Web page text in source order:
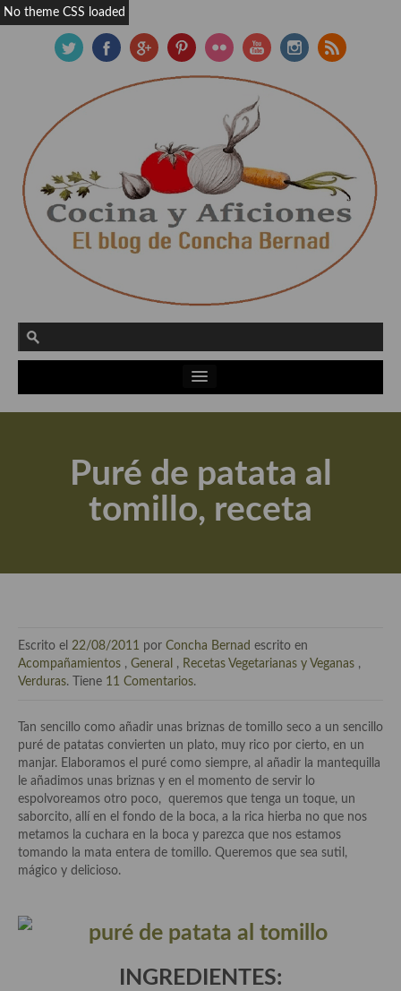
Actualidad y recomendaciones
Apuntes, estudios sobre temas interesantes e importantes
Aceite de Oliva Virgen Extra (AOVE)
El mundo del vino y las bebidas
En la mesa: menaje, vajilla, técnicas de emplatado, decoración
Especias, hierbas, condimentos, espesantes y aditivos
Historia de la gastronomía, platos celebres, cocineros, críticos,
historias culinarias y otras cosas
Origen y evolución de la comida
Ocio – restaurantes, bares, tabernas
Viajes eno-gastro-turísticos
Puré de patata al
tomillo, receta
Escrito el 22/08/2011 por Concha Bernad escrito en
Acompañamientos , General , Recetas Vegetarianas y Veganas ,
Verduras. Tiene 11 Comentarios.
Tan sencillo como añadir unas briznas de tomillo seco a un sencillo
puré de patatas convierten un plato, muy rico por cierto, en un
manjar. Elaboramos el puré como siempre, al añadir la mantequilla
le añadimos unas briznas y en el momento de servir lo
espolvoreamos otro poco, queremos que tenga un toque, un
saborcito, allí en el fondo de la boca, a la rica hierba no que nos
metamos la cuchara en la boca y parezca que nos estamos
tomando la mata entera de tomillo. Queremos que sea sutil,
mágico y delicioso.
INGREDIENTES:
No theme CSS loaded